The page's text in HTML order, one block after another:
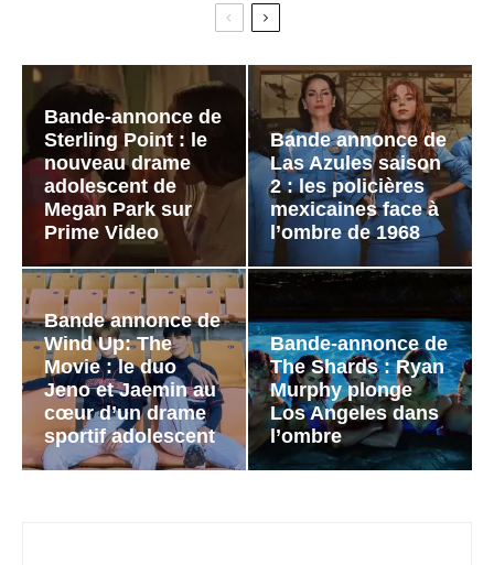
Bande-annonce de
Sterling Point : le
nouveau drame
adolescent de
Megan Park sur
Prime Video
Bande annonce de
Las Azules saison
2 : les policières
mexicaines face à
l’ombre de 1968
Bande annonce de
Wind Up: The
Movie : le duo
Jeno et Jaemin au
cœur d’un drame
sportif adolescent
Bande-annonce de
The Shards : Ryan
Murphy plonge
Los Angeles dans
l’ombre